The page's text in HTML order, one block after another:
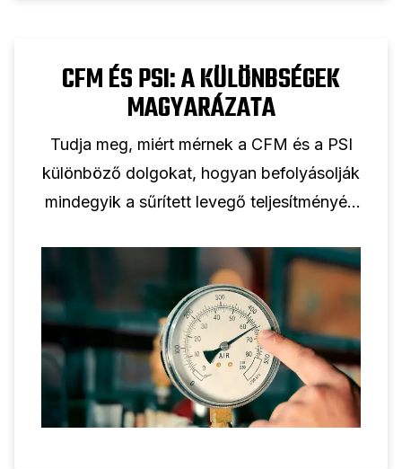
CFM ÉS PSI: A KÜLÖNBSÉGEK
MAGYARÁZATA
Tudja meg, miért mérnek a CFM és a PSI
különböző dolgokat, hogyan befolyásolják
mindegyik a sűrített levegő teljesítményét,